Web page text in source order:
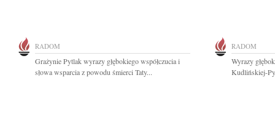
RADOM
Grażynie Pytlak wyrazy głębokiego współczucia i
słowa wsparcia z powodu śmierci Taty...
RADOM
Wyrazy
Kudlińskiej-